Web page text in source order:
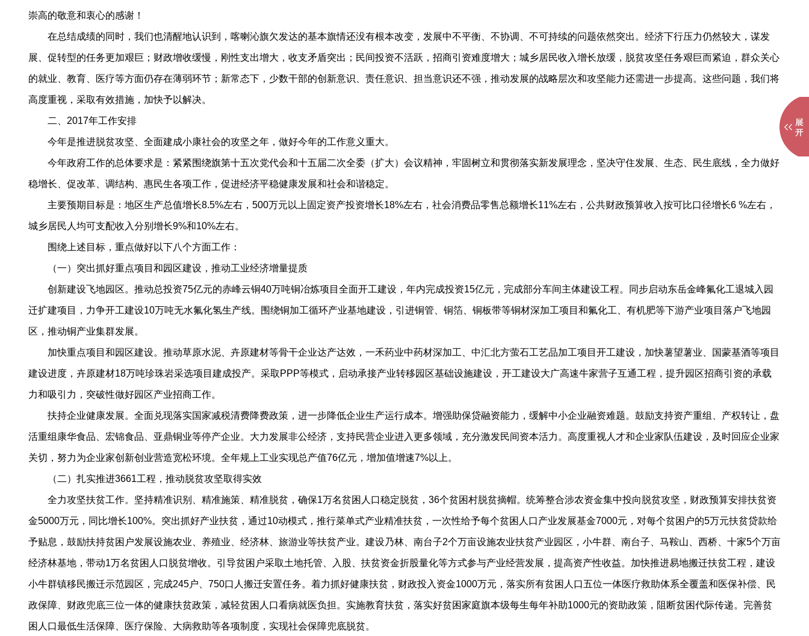
崇高的敬意和衷心的感谢！
在总结成绩的同时，我们也清醒地认识到，喀喇沁旗欠发达的基本旗情还没有根本改变，发展中不平衡、不协调、不可持续的问题依然突出。经济下行压力仍然较大，谋发
展、促转型的任务更加艰巨；财政增收缓慢，刚性支出增大，收支矛盾突出；民间投资不活跃，招商引资难度增大；城乡居民收入增长放缓，脱贫攻坚任务艰巨而紧迫，群众关心
的就业、教育、医疗等方面仍存在薄弱环节；新常态下，少数干部的创新意识、责任意识、担当意识还不强，推动发展的战略层次和攻坚能力还需进一步提高。这些问题，我们将
高度重视，采取有效措施，加快予以解决。
二、2017年工作安排
今年是推进脱贫攻坚、全面建成小康社会的攻坚之年，做好今年的工作意义重大。
今年政府工作的总体要求是：紧紧围绕旗第十五次党代会和十五届二次全委（扩大）会议精神，牢固树立和贯彻落实新发展理念，坚决守住发展、生态、民生底线，全力做好
稳增长、促改革、调结构、惠民生各项工作，促进经济平稳健康发展和社会和谐稳定。
主要预期目标是：地区生产总值增长8.5%左右，500万元以上固定资产投资增长18%左右，社会消费品零售总额增长11%左右，公共财政预算收入按可比口径增长6 %左右，
城乡居民人均可支配收入分别增长9%和10%左右。
围绕上述目标，重点做好以下八个方面工作：
（一）突出抓好重点项目和园区建设，推动工业经济增量提质
创新建设飞地园区。推动总投资75亿元的赤峰云铜40万吨铜冶炼项目全面开工建设，年内完成投资15亿元，完成部分车间主体建设工程。同步启动东岳金峰氟化工退城入园
迁扩建项目，力争开工建设10万吨无水氟化氢生产线。围绕铜加工循环产业基地建设，引进铜管、铜箔、铜板带等铜材深加工项目和氟化工、有机肥等下游产业项目落户飞地园
区，推动铜产业集群发展。
加快重点项目和园区建设。推动草原水泥、卉原建材等骨干企业达产达效，一禾药业中药材深加工、中汇北方萤石工艺品加工项目开工建设，加快薯望薯业、国蒙基酒等项目
建设进度，卉原建材18万吨珍珠岩采选项目建成投产。采取PPP等模式，启动承接产业转移园区基础设施建设，开工建设大广高速牛家营子互通工程，提升园区招商引资的承载
力和吸引力，突破性做好园区产业招商工作。
扶持企业健康发展。全面兑现落实国家减税清费降费政策，进一步降低企业生产运行成本。增强助保贷融资能力，缓解中小企业融资难题。鼓励支持资产重组、产权转让，盘
活重组康华食品、宏锦食品、亚鼎铜业等停产企业。大力发展非公经济，支持民营企业进入更多领域，充分激发民间资本活力。高度重视人才和企业家队伍建设，及时回应企业家
关切，努力为企业家创新创业营造宽松环境。全年规上工业实现总产值76亿元，增加值增速7%以上。
（二）扎实推进3661工程，推动脱贫攻坚取得实效
全力攻坚扶贫工作。坚持精准识别、精准施策、精准脱贫，确保1万名贫困人口稳定脱贫，36个贫困村脱贫摘帽。统筹整合涉农资金集中投向脱贫攻坚，财政预算安排扶贫资
金5000万元，同比增长100%。突出抓好产业扶贫，通过10动模式，推行菜单式产业精准扶贫，一次性给予每个贫困人口产业发展基金7000元，对每个贫困户的5万元扶贫贷款给
予贴息，鼓励扶持贫困户发展设施农业、养殖业、经济林、旅游业等扶贫产业。建设乃林、南台子2个万亩设施农业扶贫产业园区，小牛群、南台子、马鞍山、西桥、十家5个万亩
经济林基地，带动1万名贫困人口脱贫增收。引导贫困户采取土地托管、入股、扶贫资金折股量化等方式参与产业经营发展，提高资产性收益。加快推进易地搬迁扶贫工程，建设
小牛群镇移民搬迁示范园区，完成245户、750口人搬迁安置任务。着力抓好健康扶贫，财政投入资金1000万元，落实所有贫困人口五位一体医疗救助体系全覆盖和医保补偿、民
政保障、财政兜底三位一体的健康扶贫政策，减轻贫困人口看病就医负担。实施教育扶贫，落实好贫困家庭旗本级每生每年补助1000元的资助政策，阻断贫困代际传递。完善贫
困人口最低生活保障、医疗保险、大病救助等各项制度，实现社会保障兜底脱贫。